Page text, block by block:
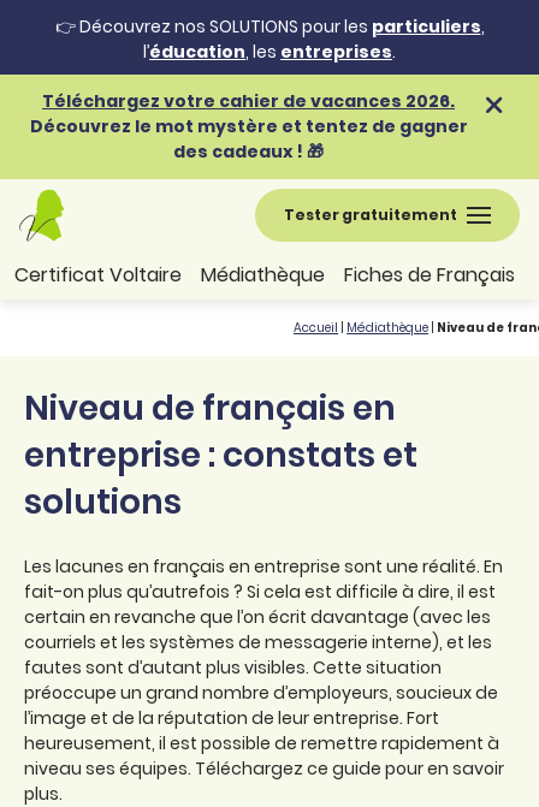
👉 Découvrez nos SOLUTIONS pour les particuliers,
l’éducation, les entreprises.
Téléchargez votre cahier de vacances 2026.
Découvrez le mot mystère et tentez de gagner
des cadeaux ! 🎁
Tester gratuitement
Certificat Voltaire Médiathèque Fiches de Français
Accueil Médiathèque Niveau de
Niveau de français en
entreprise : constats et
solutions
Les lacunes en français en entreprise sont une réalité. En
fait-on plus qu’autrefois ? Si cela est difficile à dire, il est
certain en revanche que l’on écrit davantage (avec les
courriels et les systèmes de messagerie interne), et les
fautes sont d’autant plus visibles. Cette situation
préoccupe un grand nombre d’employeurs, soucieux de
l’image et de la réputation de leur entreprise. Fort
heureusement, il est possible de remettre rapidement à
niveau ses équipes. Téléchargez ce guide pour en savoir
plus.